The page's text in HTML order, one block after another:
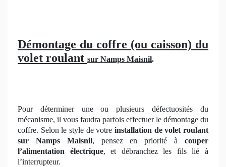
Démontage du coffre (ou caisson) du
volet roulant sur Namps Maisnil.
Pour déterminer une ou plusieurs défectuosités du
mécanisme, il vous faudra parfois effectuer le démontage du
coffre. Selon le style de votre installation de volet roulant
sur Namps Maisnil, pensez en priorité àcouper
l’alimentation électrique, et débranchez les fils lié à
l’interrupteur.